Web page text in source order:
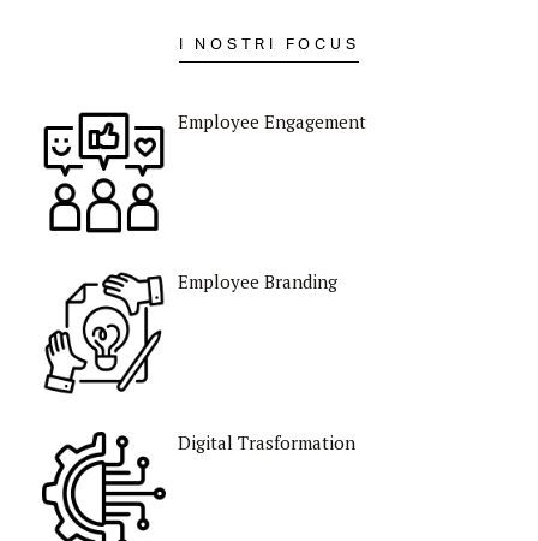
I NOSTRI FOCUS​
Employee Engagement
Employee ​Branding
Digital Trasformation​